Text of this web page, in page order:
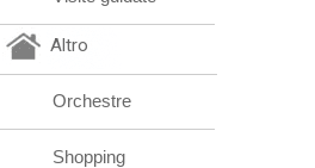
Altro
Orchestre
Shopping